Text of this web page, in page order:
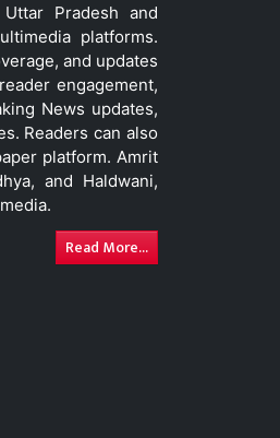
Pradesh and
platforms.
and updates
engagement,
News updates,
Readers can also
platform. Amrit
and Haldwani,
Read More...